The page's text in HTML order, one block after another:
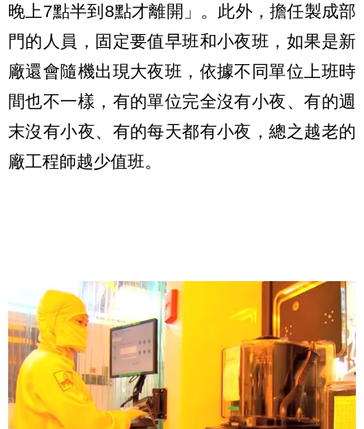
晚上7點半到8點才離開」。此外，擔任製成部
門的人員，固定要值早班和小夜班，如果是新
廠還會隨機出現大夜班，依據不同單位上班時
間也不一樣，有的單位完全沒有小夜、有的週
末沒有小夜、有的每天都有小夜，總之越老的
廠工程師越少值班。